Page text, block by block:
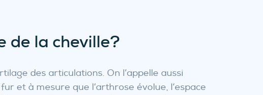
de la cheville?
des articulations. On l’appelle aussi
et à mesure que l’arthrose évolue, l’espace